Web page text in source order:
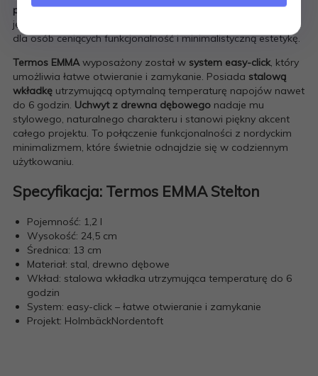
porcelanę, a jej prostota i surowy, nordycki charakter nadają
jej ponadczasowej elegancji. Kolekcja EMMA to idealny wybór
dla osób ceniących funkcjonalność i minimalistyczną estetykę.
Termos EMMAwyposażony został w system easy-click, który
umożliwia łatwe otwieranie i zamykanie. Posiada stalową
wkładkę utrzymującą optymalną temperaturę napojów nawet
do 6 godzin. Uchwyt z drewna dębowego nadaje mu
stylowego, naturalnego charakteru i stanowi piękny akcent
całego projektu. To połączenie funkcjonalności z nordyckim
minimalizmem, które świetnie odnajdzie się w codziennym
użytkowaniu.
Specyfikacja: Termos EMMA Stelton
Pojemność: 1,2 l
Wysokość: 24,5 cm
Średnica: 13 cm
Materiał: stal, drewno dębowe
Wkład: stalowa wkładka utrzymująca temperaturę do 6
godzin
System: easy-click – łatwe otwieranie i zamykanie
Projekt: HolmbäckNordentoft